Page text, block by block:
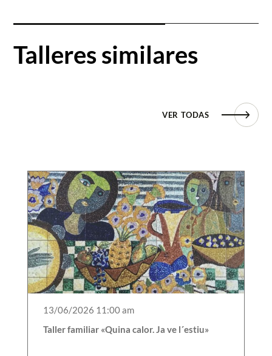
Talleres similares
VER TODAS
13/06/2026 11:00 am
Taller familiar «Quina calor. Ja ve l´estiu»